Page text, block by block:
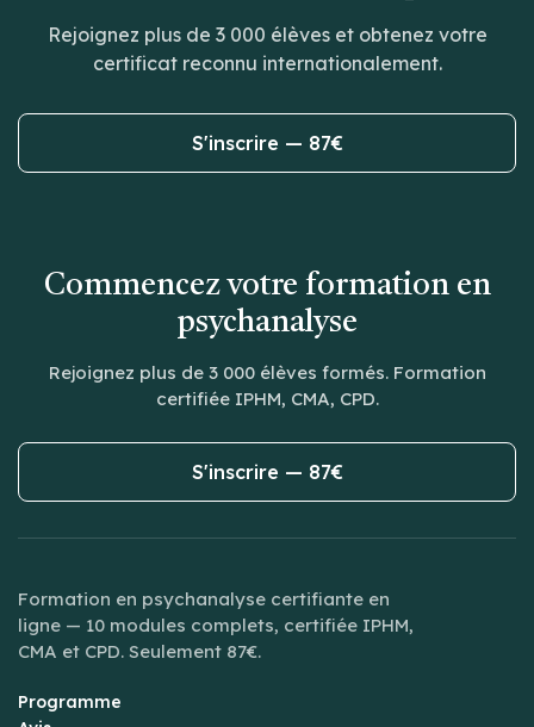
Rejoignez plus de 3 000 élèves et obtenez votre
certificat reconnu internationalement.
S'inscrire — 87€
Commencez votre formation en
psychanalyse
Rejoignez plus de 3 000 élèves formés. Formation
certifiée IPHM, CMA, CPD.
S'inscrire — 87€
Formation en psychanalyse certifiante en
ligne — 10 modules complets, certifiée IPHM,
CMA et CPD. Seulement 87€.
Programme